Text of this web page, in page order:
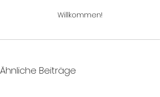
Willkommen!
Ähnliche Beiträge